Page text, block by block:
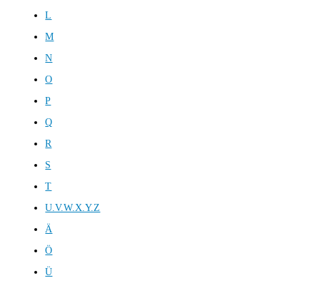
L
M
N
O
P
Q
R
S
T
U.V.W.X.Y.Z
Ä
Ö
Ü